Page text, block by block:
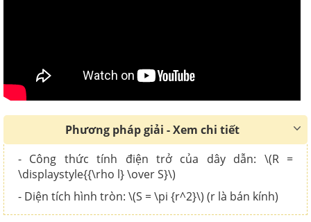
Phương pháp giải - Xem chi tiết
- Công thức tính điện trở của dây dẫn: \(R =
\displaystyle{{\rho l} \over S}\)
- Diện tích hình tròn: \(S = \pi {r^2}\) (r là bán kính)